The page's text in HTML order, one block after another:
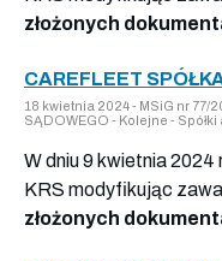
złożonych
CAREFLEET
18 kwietnia 2024 - MSiG nr 77/
SĄDOWEGO - Kolejne - Spółki
W dniu 9 kwietnia 2024
KRS modyfikując
złożonych